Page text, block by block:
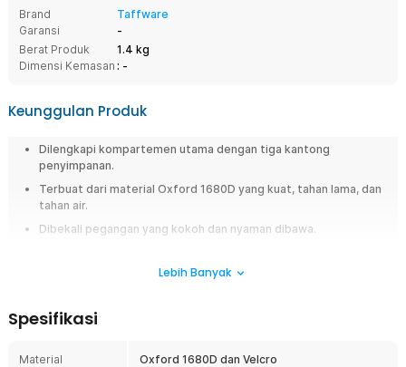
Brand
Taffware
Garansi
-
Berat Produk
1.4 kg
Dimensi Kemasan : -
Keunggulan Produk
Dilengkapi kompartemen utama dengan tiga kantong
penyimpanan.
Terbuat dari material Oxford 1680D yang kuat, tahan lama, dan
tahan air.
Dibekali pegangan yang kokoh dan nyaman dibawa.
seperti dapat muat banyak alat, anti sobek, tahan air, dan nyaman
kantong luar terorganisir. Siap temani kerja di segala kondisi.
Lebih Banyak
Spesifikasi
Material Oxford 1680D dan Velcro